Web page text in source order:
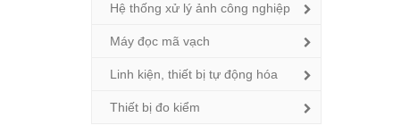
Hệ thống xử lý ảnh công nghiệp
Máy đọc mã vạch
Linh kiện, thiết bị tự động hóa
Thiết bị đo kiểm